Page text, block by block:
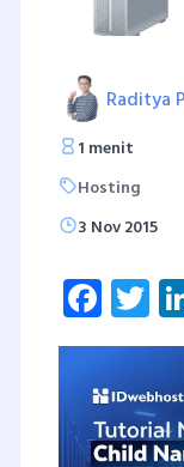
Raditya
1 menit
Hosting
3 Nov 2015